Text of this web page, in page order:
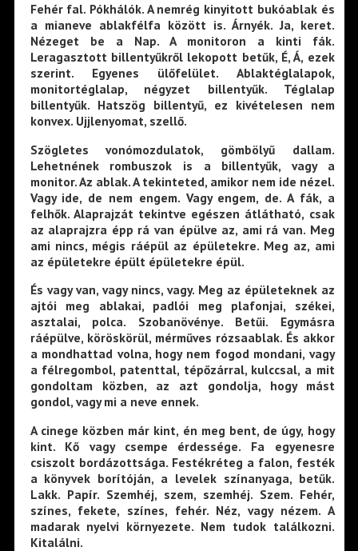
Fehér fal. Pókhálók. A nemrég kinyitott bukóablak és
a mianeve ablakfélfa között is. Árnyék. Ja, keret.
Nézeget be a Nap. A monitoron a kinti fák.
Leragasztott billentyűkről lekopott betűk, É, Á, ezek
szerint. Egyenes ülőfelület. Ablaktéglalapok,
monitortéglalap, négyzet billentyűk. Téglalap
billentyűk. Hatszög billentyű, ez kivételesen nem
konvex. Ujjlenyomat, szellő.
Szögletes vonómozdulatok, gömbölyű dallam.
Lehetnének rombuszok is a billentyűk, vagy a
monitor. Az ablak. A tekinteted, amikor nem ide nézel.
Vagy ide, de nem engem. Vagy engem, de. A fák, a
felhők. Alaprajzát tekintve egészen átlátható, csak
az alaprajzra épp rá van épülve az, ami rá van. Meg
ami nincs, mégis ráépül az épületekre. Meg az, ami
az épületekre épült épületekre épül.
És vagy van, vagy nincs, vagy. Meg az épületeknek az
ajtói meg ablakai, padlói meg plafonjai, székei,
asztalai, polca. Szobanövénye. Betűi. Egymásra
ráépülve, köröskörül, mérműves rózsaablak. És akkor
a mondhattad volna, hogy nem fogod mondani, vagy
a félregombol, patenttal, tépőzárral, kulccsal, a mit
gondoltam közben, az azt gondolja, hogy mást
gondol, vagy mi a neve ennek.
A cinege közben már kint, én meg bent, de úgy, hogy
kint. Kő vagy csempe érdessége. Fa egyenesre
csiszolt bordázottsága. Festékréteg a falon, festék
a könyvek borítóján, a levelek színanyaga, betűk.
Lakk. Papír. Szemhéj, szem, szemhéj. Szem. Fehér,
színes, fekete, színes, fehér. Néz, vagy nézem. A
madarak nyelvi környezete. Nem tudok találkozni.
Kitalálni.